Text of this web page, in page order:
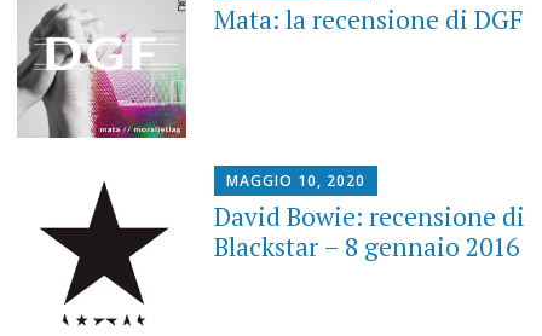
Mata: la recensione di DGF
MAGGIO 10, 2020
David Bowie: recensione di
Blackstar – 8 gennaio 2016